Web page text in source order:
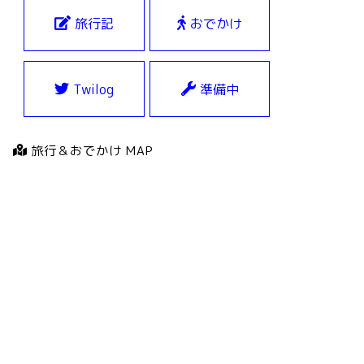
旅行記 おでかけ
Twilog 準備中
旅行＆おでかけ MAP